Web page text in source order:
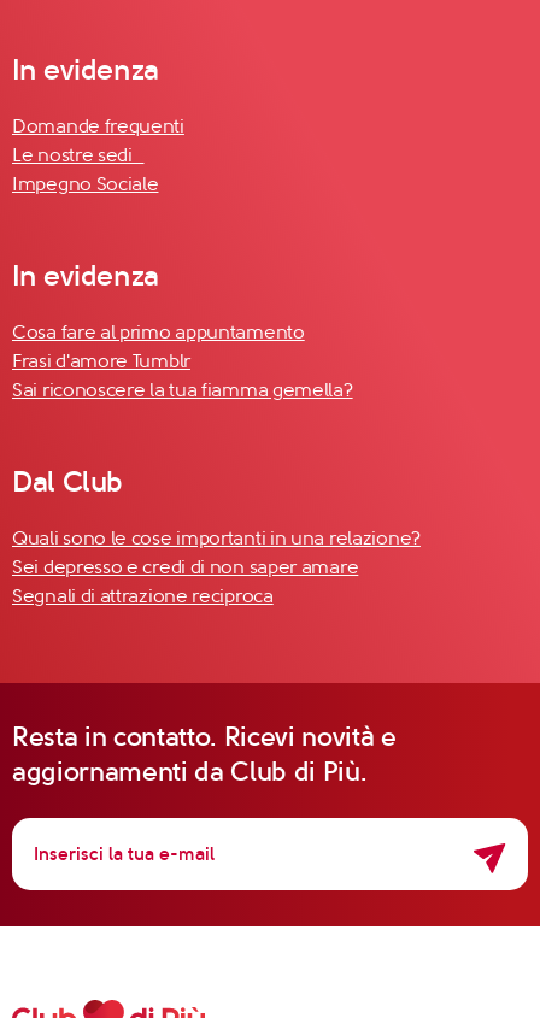
In evidenza
Domande frequenti
Le nostre sedi
Impegno Sociale
In evidenza
Cosa fare al primo appuntamento
Frasi d'amore Tumblr
Sai riconoscere la tua fiamma gemella?
Dal Club
Quali sono le cose importanti in una relazione?
Sei depresso e credi di non saper amare
Segnali di attrazione reciproca
Resta in contatto. Ricevi novità e
aggiornamenti da Club di Più.